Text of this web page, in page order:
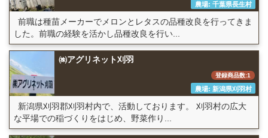
農場: 千葉県長生村
前職は種苗メーカーでメロンとレタスの品種改良を行ってきま
した。前職の経験を活かし品種改良を行い...
㈱アグリネット刈羽
登録商品数:1
農場: 新潟県刈羽村
新潟県刈羽郡刈羽村内で、活動しております。 刈羽村の広大
な平場での稲づくりをはじめ、野菜作り...